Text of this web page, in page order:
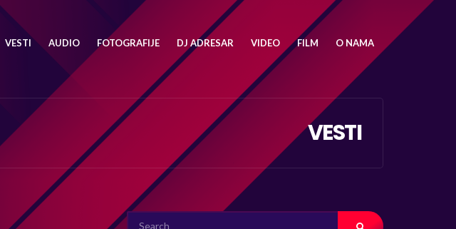
VESTI AUDIO FOTOGRAFIJE DJ ADRESAR VIDEO FILM O NAMA
VESTI
SEARCH